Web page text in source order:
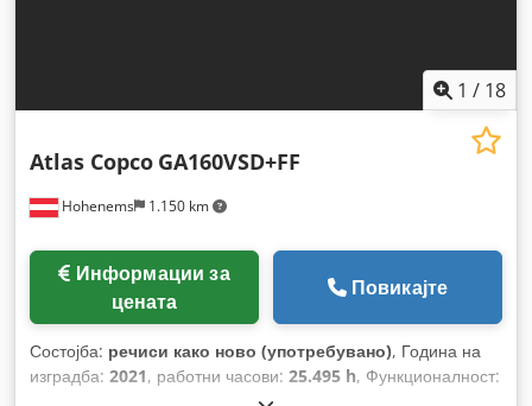
1 / 18
Hohenems 1.150 km
Atlas Copco GA160VSD+FF
цената
Повикајте
Состојба: речиси како ново (употребувано), Година на
изградба: 2021, работни часови: 25.495 h, Функционалност: